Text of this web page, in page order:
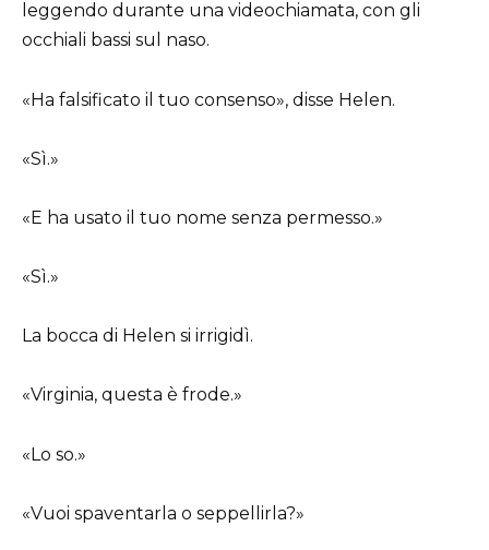
leggendo durante una videochiamata, con gli
occhiali bassi sul naso.
«Ha falsificato il tuo consenso», disse Helen.
«Sì.»
«E ha usato il tuo nome senza permesso.»
«Sì.»
La bocca di Helen si irrigidì.
«Virginia, questa è frode.»
«Lo so.»
«Vuoi spaventarla o seppellirla?»